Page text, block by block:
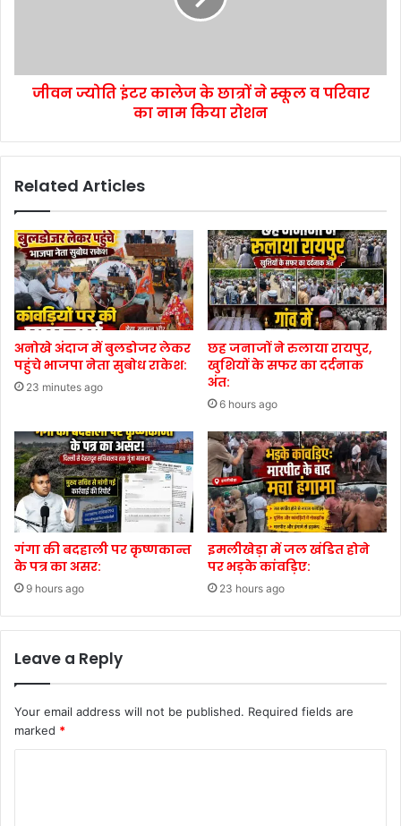
जीवन ज्योति इंटर कालेज के छात्रों ने स्कूल व परिवार
का नाम किया रोशन
Related Articles
अनोखे अंदाज में बुलडोजर लेकर
पहुंचे भाजपा नेता सुबोध राकेश:
23 minutes ago
छह जनाजों ने रुलाया रायपुर,
खुशियों के सफर का दर्दनाक
अंत:
6 hours ago
गंगा की बदहाली पर कृष्णकान्त
के पत्र का असर:
9 hours ago
इमलीखेड़ा में जल खंडित होने
पर भड़के कांवड़िए:
23 hours ago
Leave a Reply
Your email address will not be published. Required fields are
marked *